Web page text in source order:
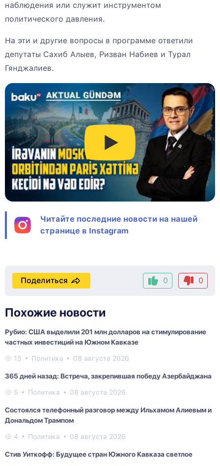
наблюдения или служит инструментом
политического давления.
На эти и другие вопросы в программе ответили
депутаты Сахиб Алыев, Ризван Набиев и Турал
Гянджалиев.
Читайте последние новости на нашей
странице в Instagram
0 0
Поделиться
Похожие новости
Рубио: США выделили 201 млн долларов на стимулирование
частных инвестиций на Южном Кавказе
15 Политика 08 августа 2026
365 дней назад: Встреча, закрепившая победу Азербайджана
5 Политика 08 августа 2026
Состоялся телефонный разговор между Ильхамом Алиевым и
Дональдом Трампом
4 Политика 08 августа 2026
Стив Уиткофф: Будущее стран Южного Кавказа светлое